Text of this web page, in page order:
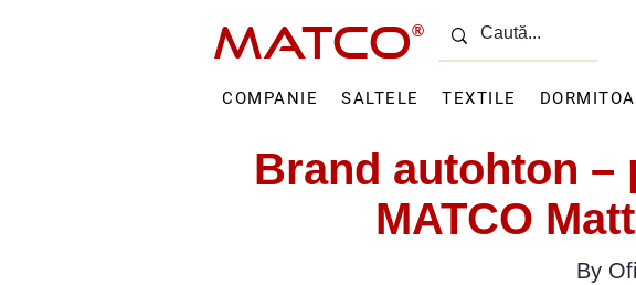
MATCO®
COMPANIE SALTELE TEXTILE
Brand autohton –
MATCO
By